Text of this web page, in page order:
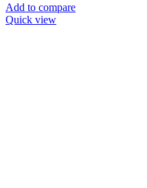
Add to compare
Quick view